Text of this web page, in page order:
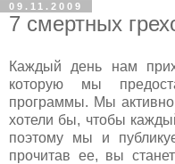
09.11.2009
7 смертных
Каждый день нам
которую мы
программы. Мы
хотели бы, чтобы
поэтому мы и
прочитав ее, вы